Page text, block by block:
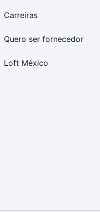
Carreiras
Quero ser fornecedor
Loft México